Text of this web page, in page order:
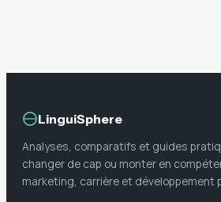
LinguiSphere
Analyses, comparatifs et guides
changer de cap ou monter en
marketing, carrière et développement